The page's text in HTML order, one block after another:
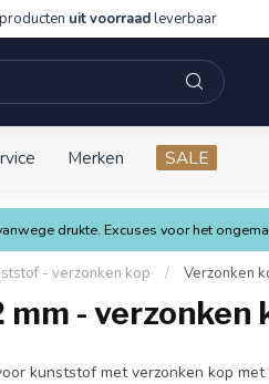
uit voorraadleverbaar
Merken SALE
drukte. Excuses voor het
- verzonken kop / Verzonken
- verzonken
kunststof met verzonken kop